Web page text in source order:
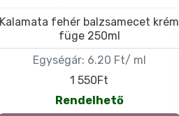
Egységár: 6.20 Ft/ ml
Kalamata fehér balzsamecet krém
füge 250ml
1 550Ft
Rendelhető